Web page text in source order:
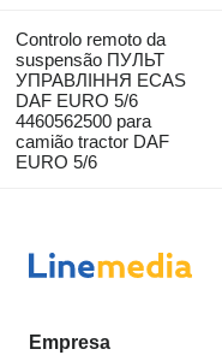
Controlo remoto da
suspensão ПУЛЬТ
УПРАВЛІННЯ ECAS
DAF EURO 5/6
4460562500 para
camião tractor DAF
EURO 5/6
Empresa